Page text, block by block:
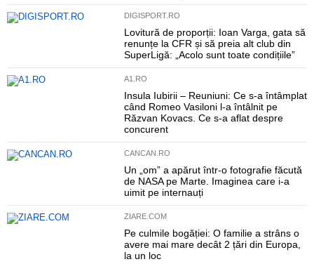
DIGISPORT.RO
Lovitură de proporții: Ioan Varga, gata să
renunțe la CFR și să preia alt club din
SuperLigă: „Acolo sunt toate condițiile”
A1.RO
Insula Iubirii – Reuniuni: Ce s-a întâmplat
când Romeo Vasiloni l-a întâlnit pe
Răzvan Kovacs. Ce s-a aflat despre
concurent
CANCAN.RO
Un „om” a apărut într-o fotografie făcută
de NASA pe Marte. Imaginea care i-a
uimit pe internauți
ZIARE.COM
Pe culmile bogăției: O familie a strâns o
avere mai mare decât 2 țări din Europa,
la un loc